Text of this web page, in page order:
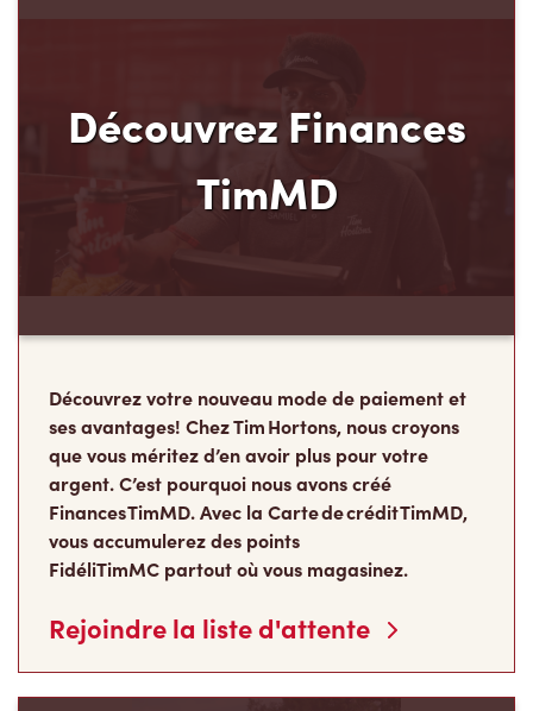
Découvrez Finances
TimMD
Découvrez votre nouveau mode de paiement et
ses avantages! Chez Tim Hortons, nous croyons
que vous méritez d’en avoir plus pour votre
argent. C’est pourquoi nous avons créé
Finances TimMD. Avec la Carte de crédit TimMD,
vous accumulerez des points
FidéliTimMC partout où vous magasinez.
Rejoindre la liste d'attente